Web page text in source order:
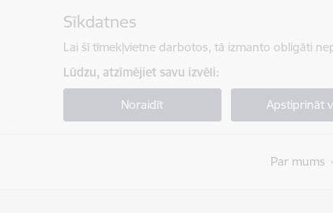
Sīkdatnes
Lai šī tīmekļvietne darbotos, tā izmanto obligāti
Lūdzu, atzīmējiet savu izvēli:
Noraidīt Apstiprināt
Par mums